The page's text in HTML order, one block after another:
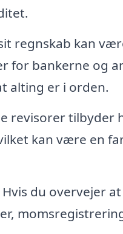
regnskab kan
for bankerne og
alting er i orden.
revisorer tilbyder
kan være en
Hvis du overvejer